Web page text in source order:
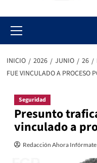
Menu
INICIO 2026 JUNIO 26
FUE VINCULADO A PROCESO
Seguridad
Presunto
vinculado a
Redacción Ahora Infórmate